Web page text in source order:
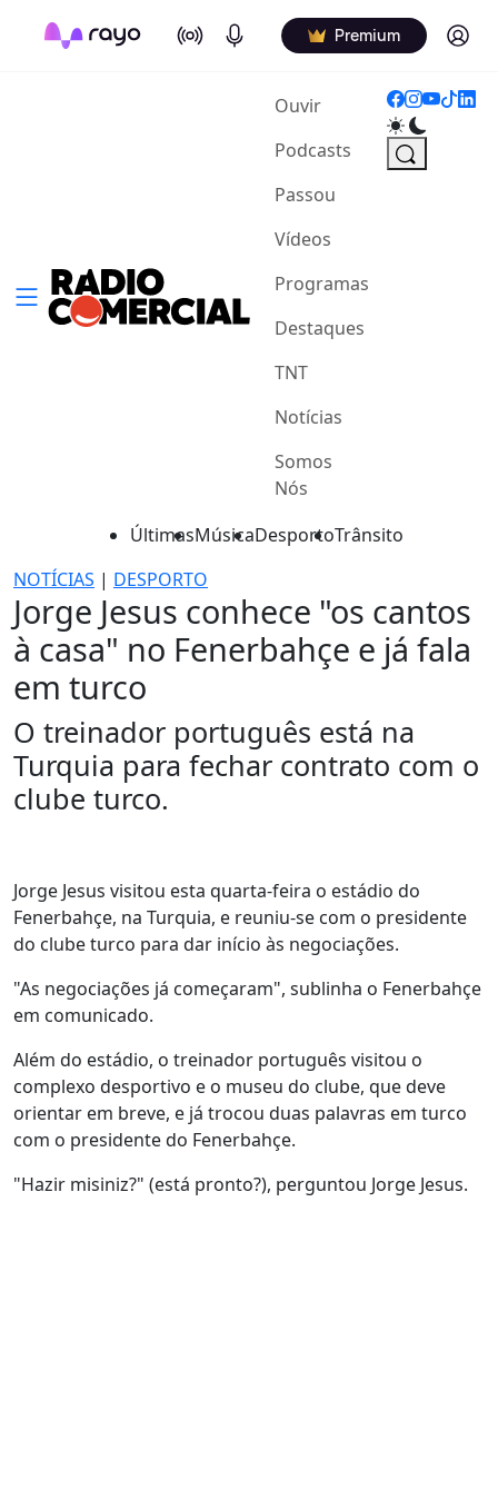
On Air Podcasts Premium Log in
Ouvir(current)
Podcasts
Passou
Vídeos
Programas
Destaques
TNT
Notícias
Somos
Nós
ÚltimasMúsicaDesportoTrânsito
NOTÍCIAS | DESPORTO
Jorge Jesus conhece "os cantos
à casa" no Fenerbahçe e já fala
em turco
O treinador português está na
Turquia para fechar contrato com o
clube turco.
Jorge Jesus visitou esta quarta-feira o estádio do
Fenerbahçe, na Turquia, e reuniu-se com o presidente
do clube turco para dar início às negociações.
"As negociações já começaram", sublinha o Fenerbahçe
em comunicado.
Além do estádio, o treinador português visitou o
complexo desportivo e o museu do clube, que deve
orientar em breve, e já trocou duas palavras em turco
com o presidente do Fenerbahçe.
"Hazir misiniz?" (está pronto?), perguntou Jorge Jesus.